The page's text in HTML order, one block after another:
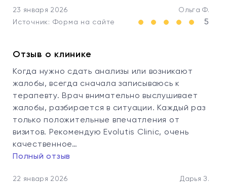
23 января 2026
Ольга Ф.
Источник: Форма на сайте
5
Отзыв о клинике
Когда нужно сдать анализы или возникают
жалобы, всегда сначала записываюсь к
терапевту. Врач внимательно выслушивает
жалобы, разбирается в ситуации. Каждый раз
только положительные впечатления от
визитов. Рекомендую Evolutis Clinic, очень
качественное…
Полный отзыв
22 января 2026
Дарья З.